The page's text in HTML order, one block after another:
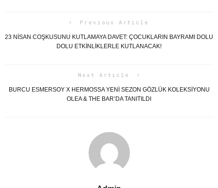
Previous Article
23 NISAN COŞKUSUNU KUTLAMAYA DAVET: ÇOCUKLARIN BAYRAMI DOLU
DOLU ETKINLIKLERLE KUTLANACAK!
Next Article
BURCU ESMERSOY X HERMOSSA YENİ SEZON GÖZLÜK KOLEKSİYONU
OLEA & THE BAR’DA TANITILDI